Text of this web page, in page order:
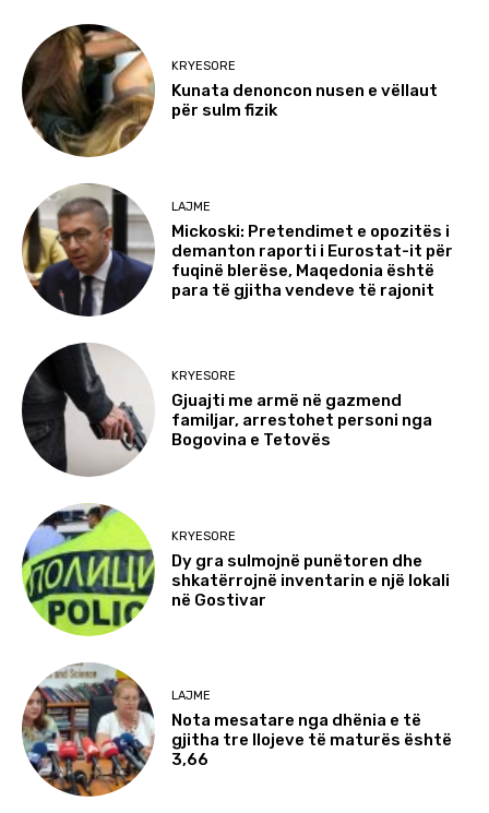
KRYESORE
Kunata denoncon nusen e vëllaut
për sulm fizik
LAJME
Mickoski: Pretendimet e opozitës i
demanton raporti i Eurostat-it për
fuqinë blerëse, Maqedonia është
para të gjitha vendeve të rajonit
KRYESORE
Gjuajti me armë në gazmend
familjar, arrestohet personi nga
Bogovina e Tetovës
KRYESORE
Dy gra sulmojnë punëtoren dhe
shkatërrojnë inventarin e një lokali
në Gostivar
LAJME
Nota mesatare nga dhënia e të
gjitha tre llojeve të maturës është
3,66